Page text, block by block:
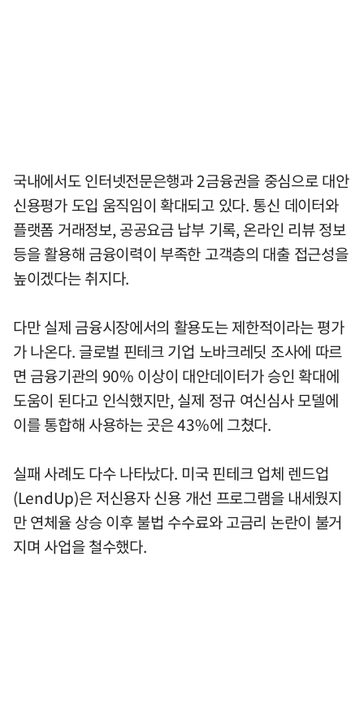
국내에서도 인터넷전문은행과 2금융권을 중심으로 대안
신용평가 도입 움직임이 확대되고 있다. 통신 데이터와
플랫폼 거래정보, 공공요금 납부 기록, 온라인 리뷰 정보
등을 활용해 금융이력이 부족한 고객층의 대출 접근성을
높이겠다는 취지다.
다만 실제 금융시장에서의 활용도는 제한적이라는 평가
가 나온다. 글로벌 핀테크 기업 노바크레딧 조사에 따르
면 금융기관의 90% 이상이 대안데이터가 승인 확대에
도움이 된다고 인식했지만, 실제 정규 여신심사 모델에
이를 통합해 사용하는 곳은 43%에 그쳤다.
실패 사례도 다수 나타났다. 미국 핀테크 업체 렌드업
(LendUp)은 저신용자 신용 개선 프로그램을 내세웠지
만 연체율 상승 이후 불법 수수료와 고금리 논란이 불거
지며 사업을 철수했다.